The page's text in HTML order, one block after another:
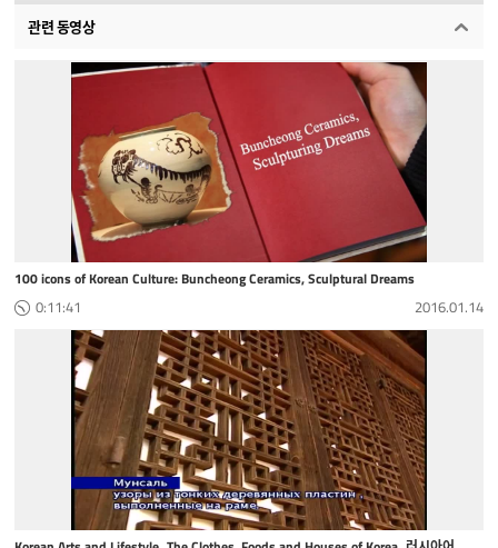
관련 동영상
100 icons of Korean Culture: Buncheong Ceramics, Sculptural Dreams
0:11:41 2016.01.14